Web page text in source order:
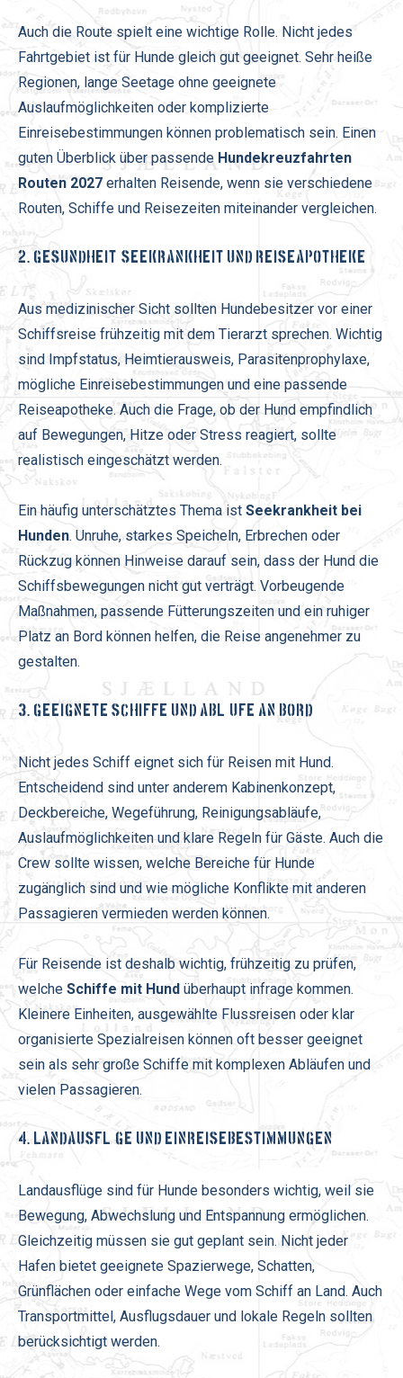
Auch die Route spielt eine wichtige Rolle. Nicht jedes
Fahrtgebiet ist für Hunde gleich gut geeignet. Sehr heiße
Regionen, lange Seetage ohne geeignete
Auslaufmöglichkeiten oder komplizierte
Einreisebestimmungen können problematisch sein. Einen
guten Überblick über passende Hundekreuzfahrten
Routen 2027 erhalten Reisende, wenn sie verschiedene
Routen, Schiffe und Reisezeiten miteinander vergleichen.
2. GESUNDHEIT, SEEKRANKHEIT UND REISEAPOTHEKE
Aus medizinischer Sicht sollten Hundebesitzer vor einer
Schiffsreise frühzeitig mit dem Tierarzt sprechen. Wichtig
sind Impfstatus, Heimtierausweis, Parasitenprophylaxe,
mögliche Einreisebestimmungen und eine passende
Reiseapotheke. Auch die Frage, ob der Hund empfindlich
auf Bewegungen, Hitze oder Stress reagiert, sollte
realistisch eingeschätzt werden.
Ein häufig unterschätztes Thema ist Seekrankheit bei
Hunden. Unruhe, starkes Speicheln, Erbrechen oder
Rückzug können Hinweise darauf sein, dass der Hund die
Schiffsbewegungen nicht gut verträgt. Vorbeugende
Maßnahmen, passende Fütterungszeiten und ein ruhiger
Platz an Bord können helfen, die Reise angenehmer zu
gestalten.
3. GEEIGNETE SCHIFFE UND ABLÄUFE AN BORD
Nicht jedes Schiff eignet sich für Reisen mit Hund.
Entscheidend sind unter anderem Kabinenkonzept,
Deckbereiche, Wegeführung, Reinigungsabläufe,
Auslaufmöglichkeiten und klare Regeln für Gäste. Auch die
Crew sollte wissen, welche Bereiche für Hunde
zugänglich sind und wie mögliche Konflikte mit anderen
Passagieren vermieden werden können.
Für Reisende ist deshalb wichtig, frühzeitig zu prüfen,
welche Schiffe mit Hund überhaupt infrage kommen.
Kleinere Einheiten, ausgewählte Flussreisen oder klar
organisierte Spezialreisen können oft besser geeignet
sein als sehr große Schiffe mit komplexen Abläufen und
vielen Passagieren.
4. LANDAUSFLÜGE UND EINREISEBESTIMMUNGEN
Landausflüge sind für Hunde besonders wichtig, weil sie
Bewegung, Abwechslung und Entspannung ermöglichen.
Gleichzeitig müssen sie gut geplant sein. Nicht jeder
Hafen bietet geeignete Spazierwege, Schatten,
Grünflächen oder einfache Wege vom Schiff an Land. Auch
Transportmittel, Ausflugsdauer und lokale Regeln sollten
berücksichtigt werden.